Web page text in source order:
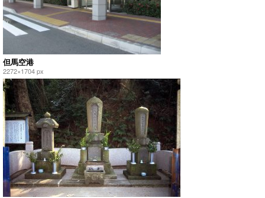
但馬空港
2272×1704 px